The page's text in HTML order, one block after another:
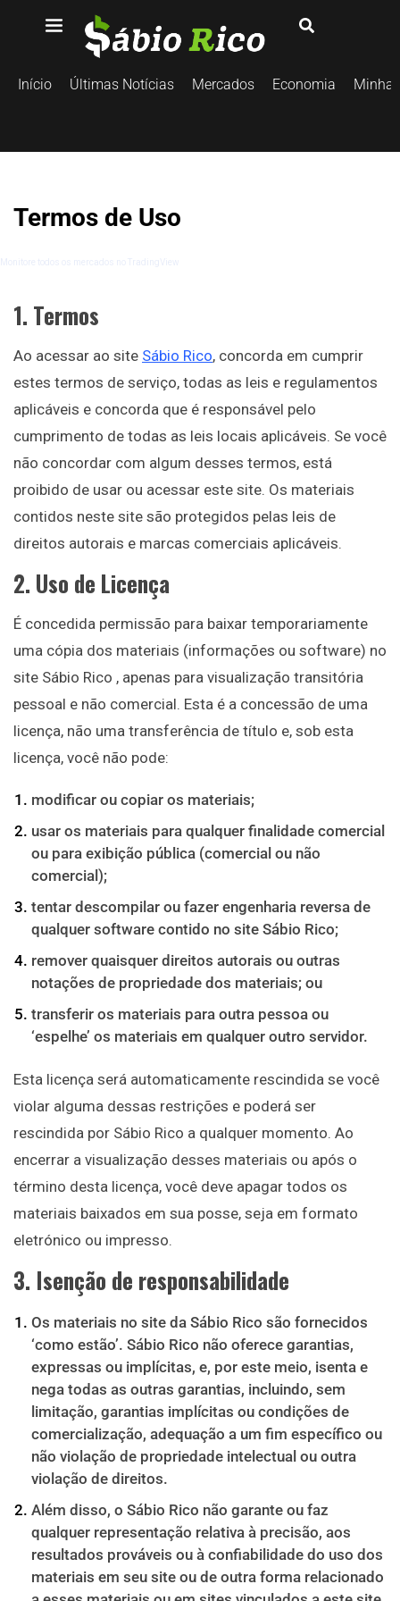
Início Últimas Notícias Mercados Economia
Monitore todos os mercados no TradingView
Termos de Uso
1. Termos
Ao acessar ao site Sábio Rico, concorda em cumprir
estes termos de serviço, todas as leis e regulamentos
aplicáveis ​​e concorda que é responsável pelo
cumprimento de todas as leis locais aplicáveis. Se você
não concordar com algum desses termos, está
proibido de usar ou acessar este site. Os materiais
contidos neste site são protegidos pelas leis de
direitos autorais e marcas comerciais aplicáveis.
2. Uso de Licença
É concedida permissão para baixar temporariamente
uma cópia dos materiais (informações ou software) no
site Sábio Rico , apenas para visualização transitória
pessoal e não comercial. Esta é a concessão de uma
licença, não uma transferência de título e, sob esta
licença, você não pode:
modificar ou copiar os materiais;
usar os materiais para qualquer finalidade comercial
ou para exibição pública (comercial ou não
comercial);
tentar descompilar ou fazer engenharia reversa de
qualquer software contido no site Sábio Rico;
remover quaisquer direitos autorais ou outras
notações de propriedade dos materiais; ou
transferir os materiais para outra pessoa ou
‘espelhe’ os materiais em qualquer outro servidor.
Esta licença será automaticamente rescindida se você
violar alguma dessas restrições e poderá ser
rescindida por Sábio Rico a qualquer momento. Ao
encerrar a visualização desses materiais ou após o
término desta licença, você deve apagar todos os
materiais baixados em sua posse, seja em formato
eletrónico ou impresso.
3. Isenção de responsabilidade
Os materiais no site da Sábio Rico são fornecidos
‘como estão’. Sábio Rico não oferece garantias,
expressas ou implícitas, e, por este meio, isenta e
nega todas as outras garantias, incluindo, sem
limitação, garantias implícitas ou condições de
comercialização, adequação a um fim específico ou
não violação de propriedade intelectual ou outra
violação de direitos.
Além disso, o Sábio Rico não garante ou faz
qualquer representação relativa à precisão, aos
resultados prováveis ​​ou à confiabilidade do uso dos
materiais em seu site ou de outra forma relacionado